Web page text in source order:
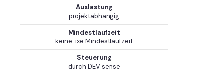
Auslastung
projektabhängig
Mindestlaufzeit
keine fixe Mindestlaufzeit
Steuerung
durch DEV sense